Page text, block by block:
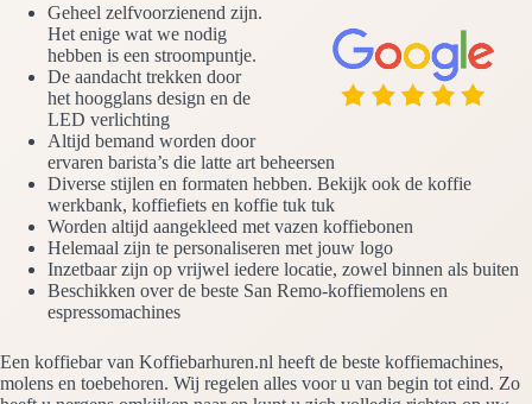
Geheel zelfvoorzienend zijn.
Het enige wat we nodig
hebben is een stroompuntje.
De aandacht trekken door
het hoogglans design en de
LED verlichting
Altijd bemand worden door
ervaren barista’s die latte art beheersen
Diverse stijlen en formaten hebben. Bekijk ook de koffie
werkbank, koffiefiets en koffie tuk tuk
Worden altijd aangekleed met vazen koffiebonen
Helemaal zijn te personaliseren met jouw logo
Inzetbaar zijn op vrijwel iedere locatie, zowel binnen als buiten
Beschikken over de beste San Remo-koffiemolens en
espressomachines
Een koffiebar van Koffiebarhuren.nl heeft de beste koffiemachines,
molens en toebehoren. Wij regelen alles voor u van begin tot eind. Zo